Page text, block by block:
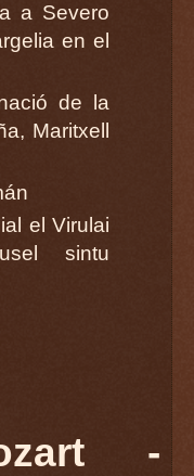
a Severo
en el
de la
Maritxell
el Virulai
sintu
-